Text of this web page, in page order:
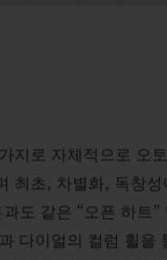
지로 자체적으로 오
최초, 차별화, 독창성
도 같은 “오픈 하트”
다이얼의 컬럼 휠을